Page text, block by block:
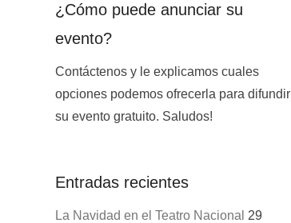
¿Cómo puede anunciar su
evento?
Contáctenos y le explicamos cuales
opciones podemos ofrecerla para difundir
su evento gratuito. Saludos!
Entradas recientes
La Navidad en el Teatro Nacional 29